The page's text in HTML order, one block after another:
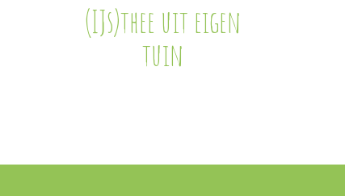
(IJs)thee uit eigen
tuin